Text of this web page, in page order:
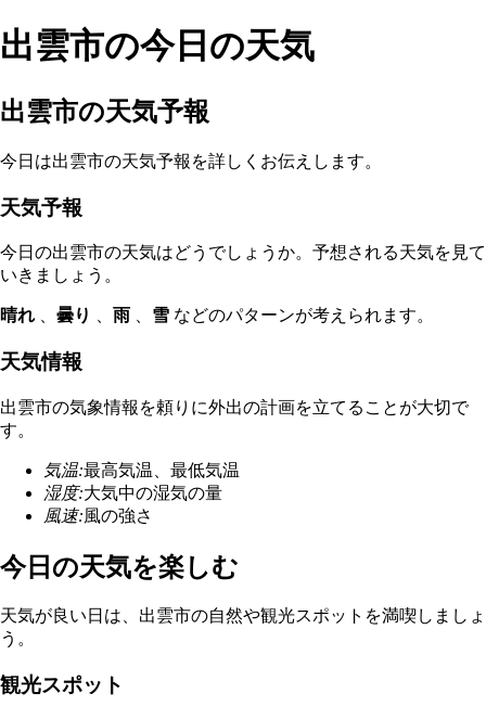
出雲市の今日の天気
出雲市の天気予報
今日は出雲市の天気予報を詳しくお伝えします。
天気予報
今日の出雲市の天気はどうでしょうか。予想される天気を見て
いきましょう。
晴れ 曇り 雨 雪 などのパターンが考えられます。
天気情報
出雲市の気象情報を頼りに外出の計画を立てることが大切で
す。
気温:最高気温、最低気温
湿度:大気中の湿気の量
風速:風の強さ
今日の天気を楽しむ
天気が良い日は、出雲市の自然や観光スポットを満喫しましょ
う。
観光スポット